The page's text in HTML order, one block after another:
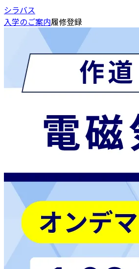
シラバス
入学のご案内履修登録